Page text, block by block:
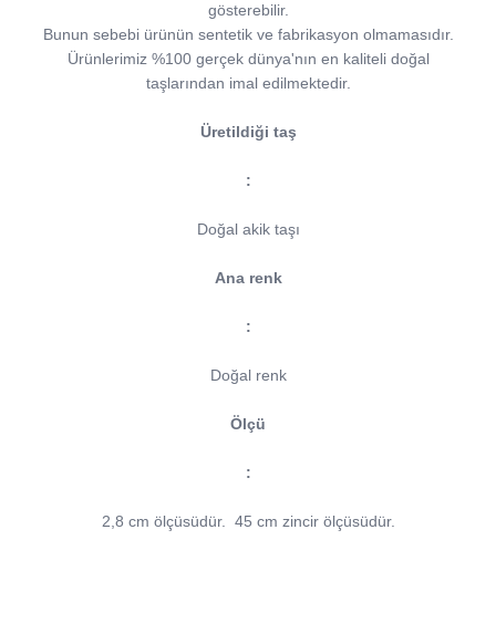
gösterebilir.
Bunun sebebi ürünün sentetik ve fabrikasyon olmamasıdır.
Ürünlerimiz %100 gerçek dünya'nın en kaliteli doğal
taşlarından imal edilmektedir.
Üretildiği taş
:
Doğal akik taşı
Ana renk
:
Doğal renk
Ölçü
:
2,8 cm ölçüsüdür. 45 cm zincir ölçüsüdür.